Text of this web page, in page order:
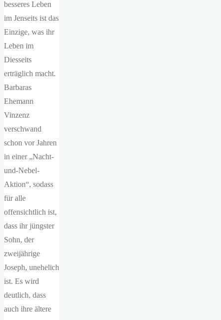
besseres Leben
im Jenseits ist das
Einzige, was ihr
Leben im
Diesseits
erträglich macht.
Barbaras
Ehemann
Vinzenz
verschwand
schon vor Jahren
in einer „Nacht-
und-Nebel-
Aktion“, sodass
für alle
offensichtlich ist,
dass ihr jüngster
Sohn, der
zweijährige
Joseph, unehelich
ist. Es wird
deutlich, dass
auch ihre ältere